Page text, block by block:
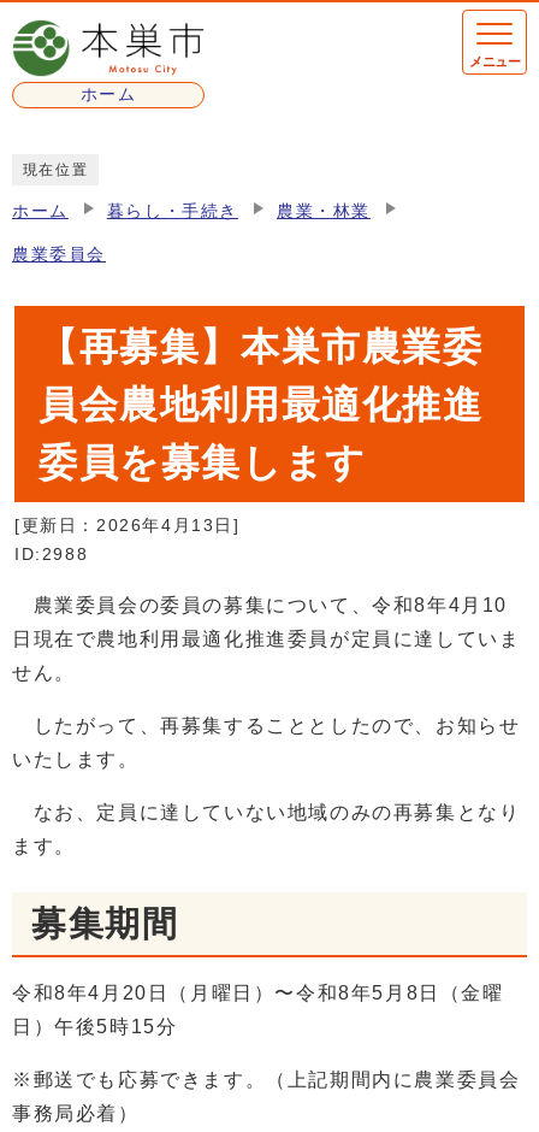
ページの先頭です
ホーム
メニュー
現在位置
ホーム 暮らし・手続き 農業・林業
農業委員会
【再募集】本巣市農業委
員会農地利用最適化推進
委員を募集します
[更新日： 2026年4月13日 ]
ID:2988
農業委員会の委員の募集について、令和8年4月10
日現在で農地利用最適化推進委員が定員に達していま
せん。
したがって、再募集することとしたので、お知らせ
いたします。
なお、定員に達していない地域のみの再募集となり
ます。
募集期間
令和8年4月20日（月曜日）〜令和8年5月8日（金曜
日）午後5時15分
※郵送でも応募できます。（上記期間内に農業委員会
事務局必着）